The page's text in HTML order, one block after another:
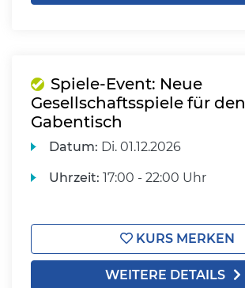
Spiele-Event: Neue
Gesellschaftsspiele für den
Gabentisch
Datum: Di. 01.12.2026
Uhrzeit: 17:00 - 22:00 Uhr
KURS MERKEN
WEITERE DETAILS